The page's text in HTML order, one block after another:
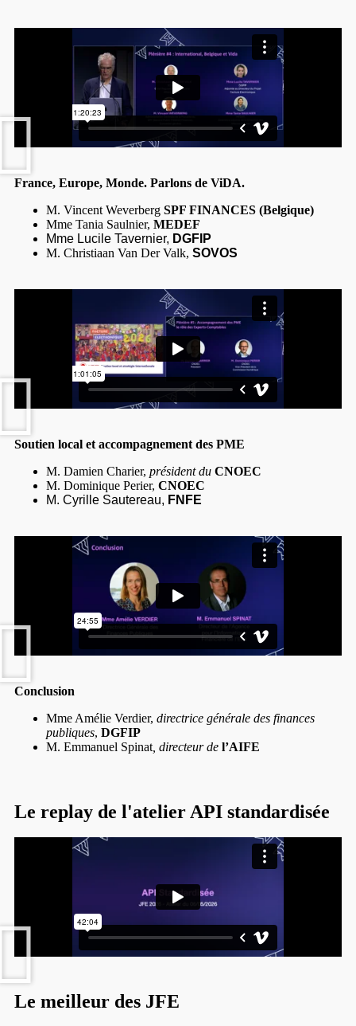
France, Europe, Monde. Parlons de ViDA.
M. Vincent Weverberg SPF FINANCES (Belgique)
Mme Tania Saulnier, MEDEF
Mme Lucile Tavernier, DGFIP
M. Christiaan Van Der Valk, SOVOS
Soutien local et accompagnement des PME
M. Damien Charier, président du CNOEC
M. Dominique Perier, CNOEC
M. Cyrille Sautereau, FNFE
Conclusion
Mme Amélie Verdier, directrice générale des finances
publiques, DGFIP
M. Emmanuel Spinat, directeur de l’AIFE
Le replay de l'atelier API standardisée
Le meilleur des JFE